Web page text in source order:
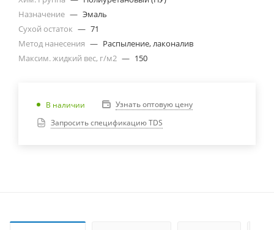
Назначение — Эмаль
Сухой остаток — 71
Метод нанесения — Распыление, лаконалив
Максим. жидкий вес, г/м2 — 150
В наличии
Узнать оптовую цену
Запросить спецификацию TDS